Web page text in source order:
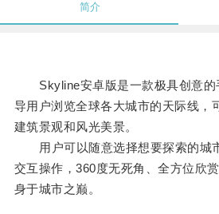
简介
Skyline安卓版是一款极具创意的
导用户浏览全球各大城市的天际线，
建筑景观和风光美景。
用户可以随意选择想要探索的城
交互操作，360度无死角、全方位欣
身于城市之巅。